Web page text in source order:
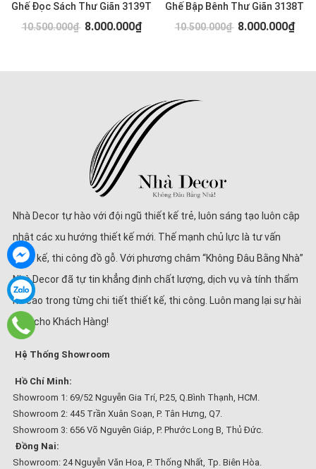
Ghế Đọc Sách Thư Giãn 3139T
10.500.000₫ 8.000.000₫
Ghế Bập Bênh Thư Giãn 3138T
10.500.000₫ 8.000.000₫
Nhà Decor tự hào với đội ngũ thiết kế trẻ, luôn sáng tạo luôn cập
nhật các xu hướng thiết kế mới. Thế mạnh chủ lực là tư vấn
thiết kế, thi công đồ gỗ. Với phương châm “Không Đâu Bằng Nhà”
Nhà Decor đã tự tin khẳng định chất lượng, dịch vụ và tính thẩm
mĩ cao trong từng chi tiết thiết kế, thi công. Luôn mang lại sự hài
lòng cho Khách Hàng!
Hệ Thống Showroom
Hồ Chí Minh:
Showroom 1: 69/52 Nguyễn Gia Trí, P.25, Q.Bình Thạnh, HCM.
Showroom 2: 445 Trần Xuân Soạn, P. Tân Hưng, Q7.
Showroom 3: 656 Võ Nguyên Giáp, P. Phước Long B, Thủ Đức.
Đồng Nai:
Showroom: 24 Nguyễn Văn Hoa, P. Thống Nhất, Tp. Biên Hòa.